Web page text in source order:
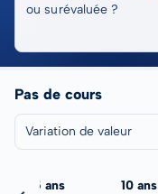
ou surévaluée ?
Pas de cours
Variation de valeur
5 ans 10 ans